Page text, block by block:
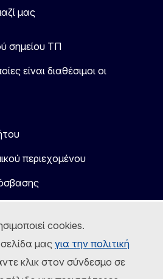
cookies.
μας για την πολιτική
κλικ στον σύνδεσμο σε
μας
σημείου ΤΠ
είναι διαθέσιμοι οι
περιεχομένου